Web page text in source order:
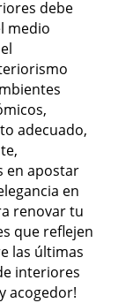
debe
medio
adecuado,
en apostar
en
renovar tu
que reflejen
las últimas
interiores
acogedor!